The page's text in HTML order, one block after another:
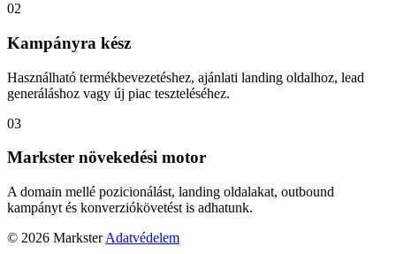
02
Kampányra kész
Használható termékbevezetéshez, ajánlati landing oldalhoz, lead
generáláshoz vagy új piac teszteléséhez.
03
Markster növekedési motor
A domain mellé pozicionálást, landing oldalakat, outbound
kampányt és konverziókövetést is adhatunk.
© 2026 Markster Adatvédelem